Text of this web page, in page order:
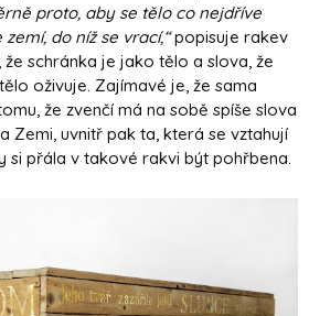
proto, aby se tělo co nejdříve
do níž se vrací,“popisuje rakev
že schránka je jako tělo a slova, že
oživuje. Zajímavé je, že sama
že zvenčí má na sobě spíše slova
Zemi, uvnitř pak ta, která se vztahují
si přála v takové rakvi být pohřbena.